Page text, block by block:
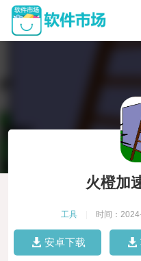
火橙加
工具 时间：
安卓下载